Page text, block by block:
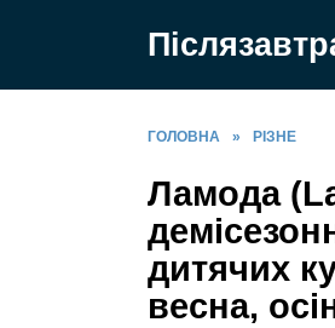
ГОЛОВНА » РІЗНЕ
Ламода
дитячих
весна,